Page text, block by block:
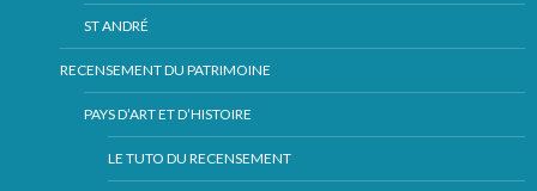
ST ANDRÉ
RECENSEMENT DU PATRIMOINE
PAYS D’ART ET D’HISTOIRE
LE TUTO DU RECENSEMENT